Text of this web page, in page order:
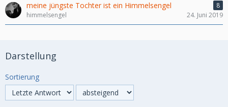
meine jüngste Tochter ist ein Himmelsengel
8
himmelsengel
24. Juni 2019
Darstellung
Sortierung